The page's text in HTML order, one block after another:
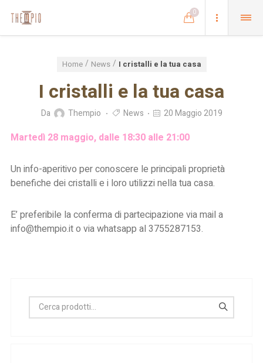
0
Home News I cristalli e la tua casa
I cristalli e la tua casa
Da Thempio News 20 Maggio 2019
Martedì 28 maggio, dalle 18:30 alle 21:00
Un info-aperitivo per conoscere le principali proprietà
benefiche dei cristalli e i loro utilizzi nella tua casa.
E’ preferibile la conferma di partecipazione via mail a
info@thempio.it o via whatsapp al 3755287153.